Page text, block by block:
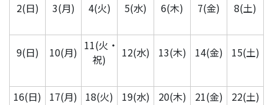
2(日) 3(月) 4(火) 5(水) 6(木) 7(金) 8(土)
9(日) 10(月) 11(火・
祝)
12(水) 13(木) 14(金) 15(土)
16(日) 17(月) 18(火) 19(水) 20(木) 21(金) 22(土)